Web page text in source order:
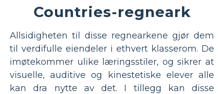
Countries-regneark
Allsidigheten til disse regnearkene gjør dem
til verdifulle eiendeler i ethvert klasserom. De
imøtekommer ulike læringsstiler, og sikrer at
visuelle, auditive og kinestetiske elever alle
kan dra nytte av det. I tillegg kan disse